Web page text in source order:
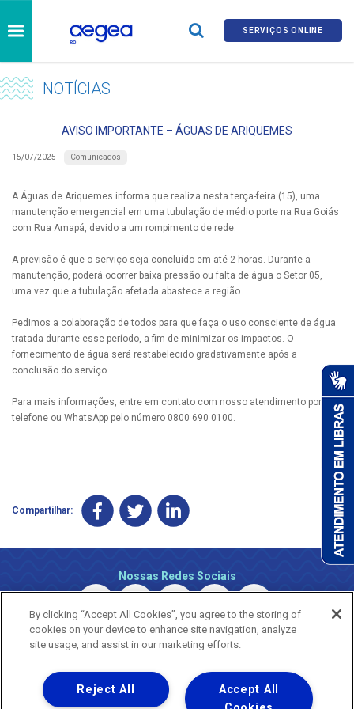
SERVIÇOS ONLINE
NOTÍCIAS
AVISO IMPORTANTE – ÁGUAS DE ARIQUEMES
15/07/2025 Comunicados
A Águas de Ariquemes informa que realiza nesta terça-feira (15), uma
manutenção emergencial em uma tubulação de médio porte na Rua Goiás
com Rua Amapá, devido a um rompimento de rede.
A previsão é que o serviço seja concluído em até 2 horas. Durante a
manutenção, poderá ocorrer baixa pressão ou falta de água o Setor 05,
uma vez que a tubulação afetada abastece a região.
Pedimos a colaboração de todos para que faça o uso consciente de água
tratada durante esse período, a fim de minimizar os impactos. O
fornecimento de água será restabelecido gradativamente após a
conclusão do serviço.
Para mais informações, entre em contato com nosso atendimento por
telefone ou WhatsApp pelo número 0800 690 0100.
Compartilhar:
Nossas Redes Sociais
Copyright © 2026 - Todos os Direitos Reservados.
By clicking “Accept All Cookies”, you agree to the storing of
cookies on your device to enhance site navigation, analyze
site usage, and assist in our marketing efforts.
Accept All
Reject All